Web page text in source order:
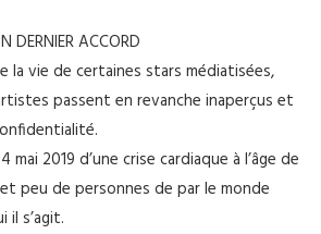
DERNIER ACCORD
vie de certaines stars médiatisées,
passent en revanche inaperçus et
2019 d’une crise cardiaque à l’âge de
peu de personnes de par le monde
s’agit.